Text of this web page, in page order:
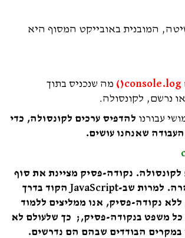
המובנית באובייקט המסוף היא
console.log()
מה שנכניס בתוך
נרשם, לקונסולה.
עבורנו להדפיס ערכים לקונסולה, כדי
שאנחנו עושים.
דוגמה זו רושמת 5 לקונסולה. נקודה-פסיק מציינת את סוף
השורה, או ההצהרה. למרות שב-JavaScript הקוד בדרך
ללא נקודה-פסיק, אנו ממליצים ללמוד
כל משפט בנקודה-פסיק,; כך שלעולם לא
הבודדים שבהם הם נדרשים.